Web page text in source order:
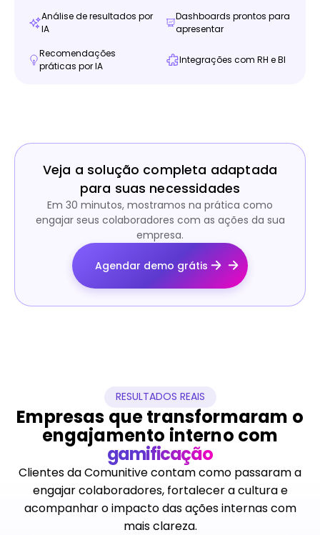
Análise de resultados por
IA
Dashboards prontos para
apresentar
Recomendações
práticas por IA
Integrações com RH e BI
Veja a solução completa adaptada
para suas necessidades
Em 30 minutos, mostramos na prática como
engajar seus colaboradores com as ações da sua
empresa.
Agendar demo grátis
RESULTADOS REAIS
Empresas que transformaram o
engajamento interno com
gamificação
Clientes da Comunitive contam como passaram a
engajar colaboradores, fortalecer a cultura e
acompanhar o impacto das ações internas com
mais clareza.